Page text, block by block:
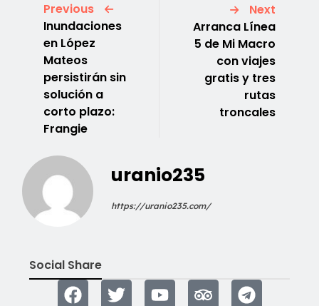
Previous
Inundaciones
en López
Mateos
persistirán sin
solución a
corto plazo:
Frangie
Next
Arranca Línea
5 de Mi Macro
con viajes
gratis y tres
rutas
troncales
uranio235
https://uranio235.com/
Social Share